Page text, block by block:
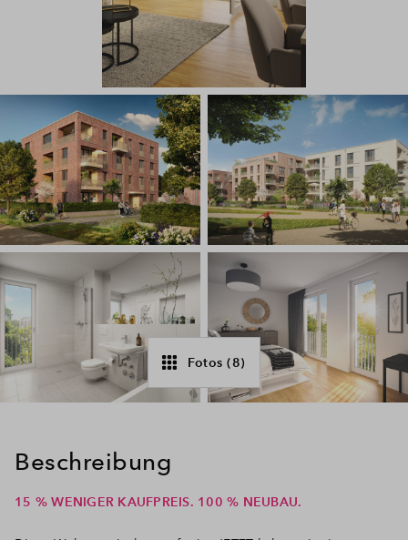
Fotos (8)
Beschreibung
15 % WENIGER KAUFPREIS. 100 % NEUBAU.